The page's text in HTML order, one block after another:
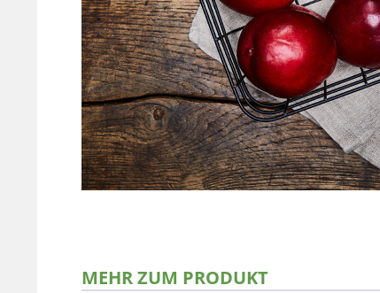
MEHR ZUM PRODUKT